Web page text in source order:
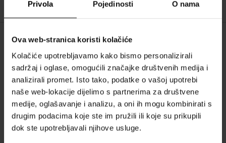
Privola Pojedinosti O nama
Ova web-stranica koristi kolačiće
Kolačiće upotrebljavamo kako bismo personalizirali
sadržaj i oglase, omogućili značajke društvenih medija i
analizirali promet. Isto tako, podatke o vašoj upotrebi
naše web-lokacije dijelimo s partnerima za društvene
medije, oglašavanje i analizu, a oni ih mogu kombinirati s
drugim podacima koje ste im pružili ili koje su prikupili
dok ste upotrebljavali njihove usluge.
1
O NAMA
O nama
OBRAZAC ZA KONTAKT
Kontakt
SVE O KUPNJI